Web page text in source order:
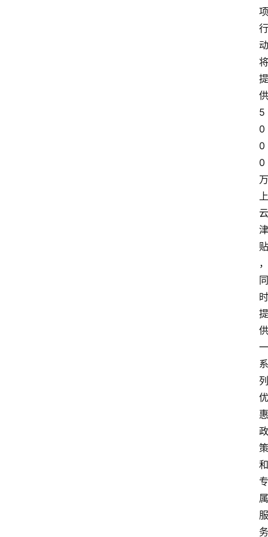
项
行
动
将
提
供
5
0
0
0
万
上
云
津
贴
，
同
时
提
供
一
系
列
优
惠
政
策
和
专
属
服
务